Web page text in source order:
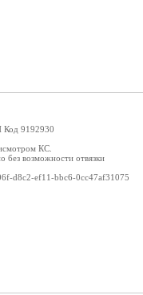
Код 9192930
КС.
без возможности отвязки
d8c2-ef11-bbc6-0cc47af31075